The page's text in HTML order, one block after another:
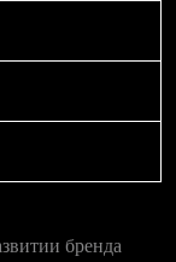
бренда